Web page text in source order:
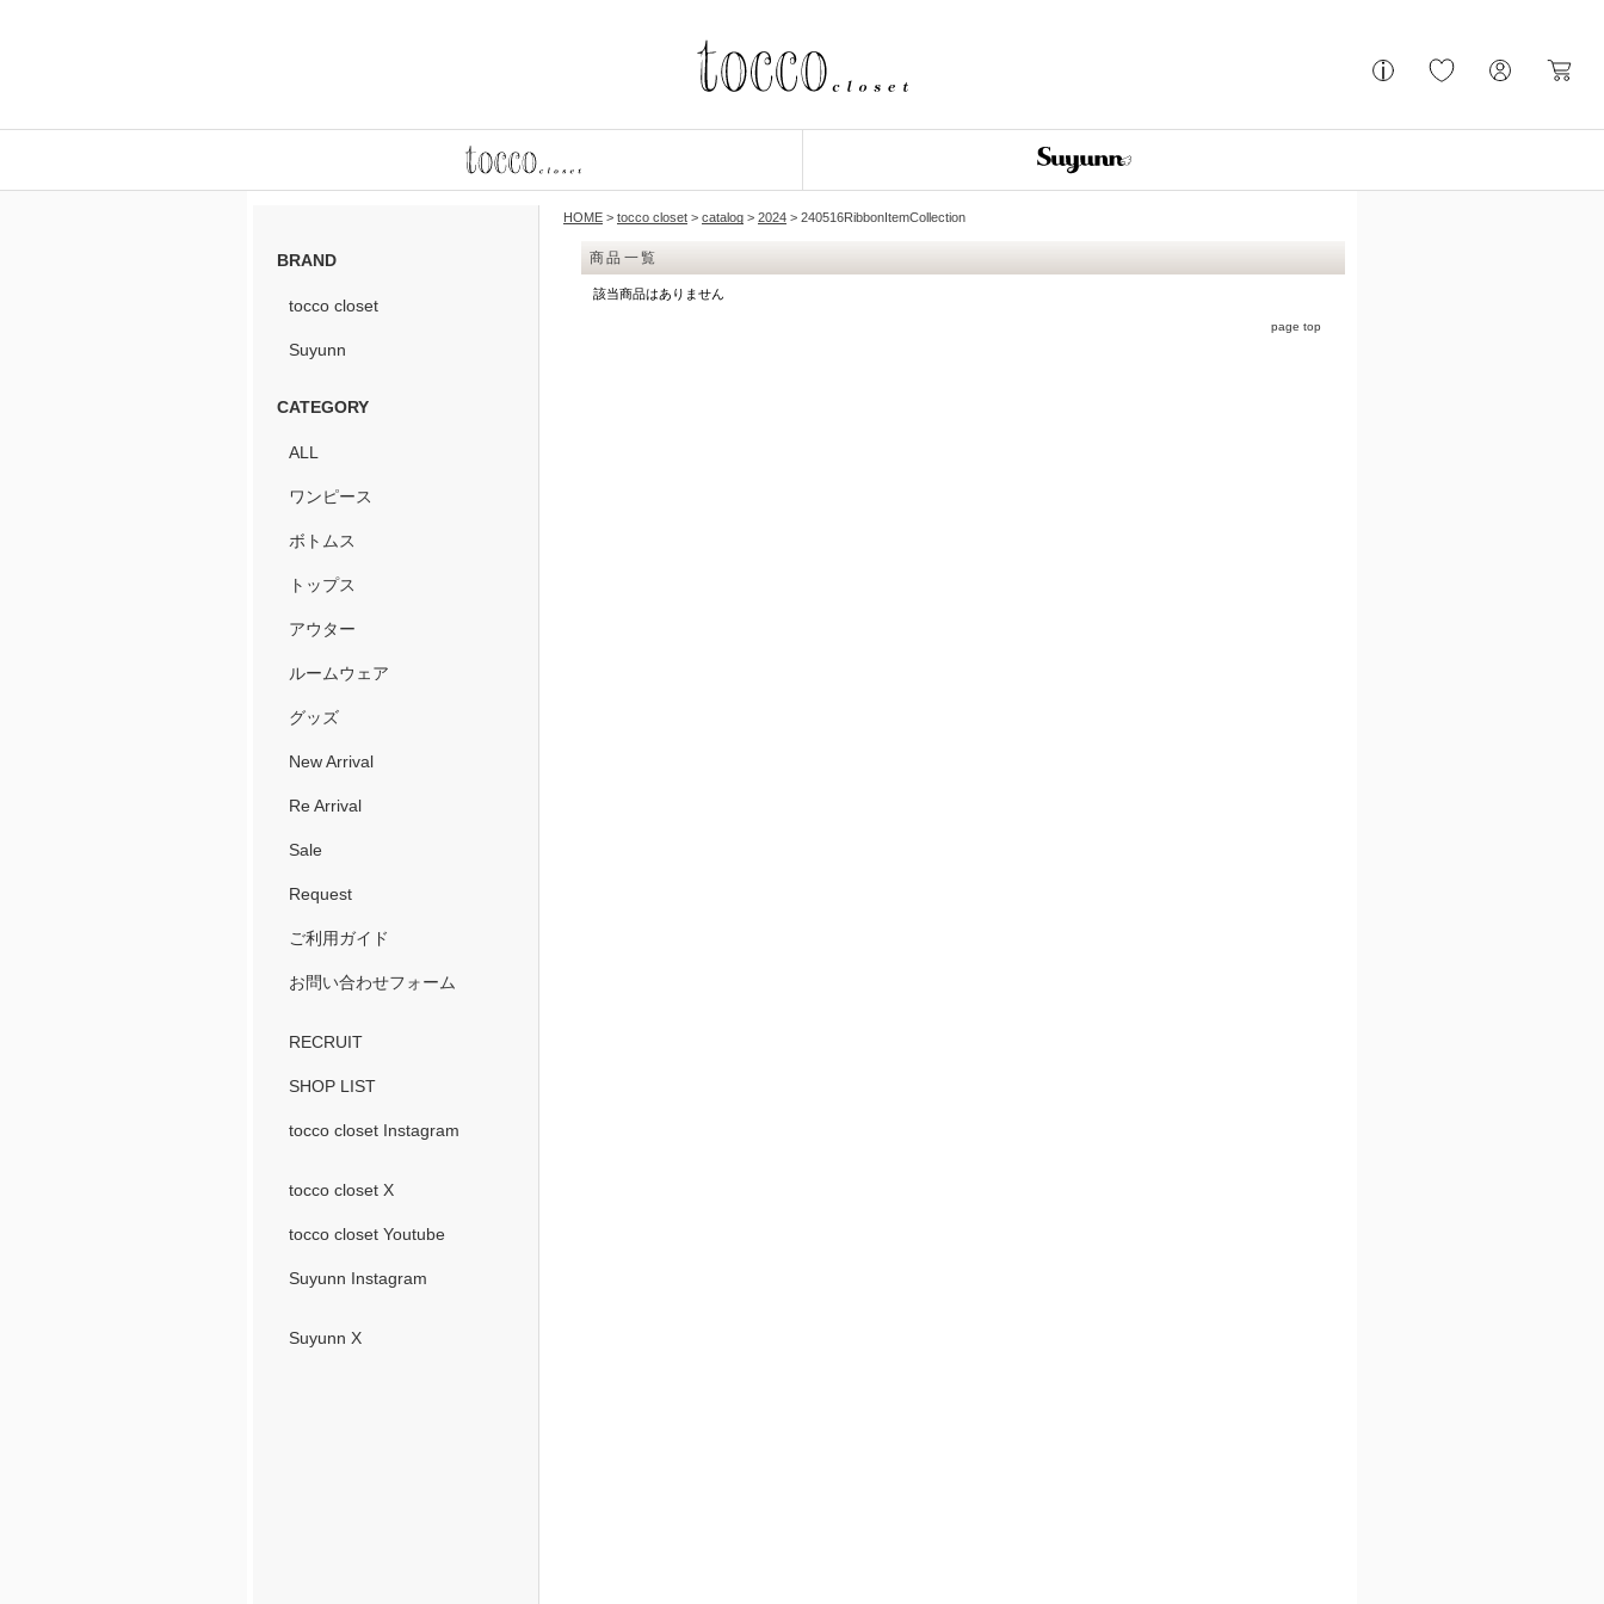
BRAND
tocco closet
Suyunn
CATEGORY
ALL
ワンピース
ボトムス
トップス
アウター
ルームウェア
グッズ
New Arrival
Re Arrival
Sale
Request
ご利用ガイド
お問い合わせフォーム
RECRUIT
SHOP LIST
tocco closet Instagram
tocco closet X
tocco closet Youtube
Suyunn Instagram
Suyunn X
HOME > tocco closet > catalog > 2024 > 240516RibbonItemCollection
商品一覧
該当商品はありません
page top